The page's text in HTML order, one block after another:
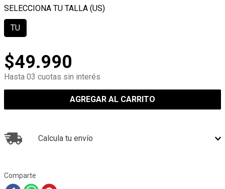
TU
$49.990
Hasta 03 cuotas sin interés
AGREGAR AL CARRITO
Calcula tu envío
Comparte